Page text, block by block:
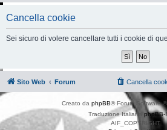
Cancella cookie
Sei sicuro di volere cancellare tutti i cookie di
Sito Web Forum Cancella
Creato da phpBB® Forum Software
Traduzione Italiana phpBB-
AIF_COPYRIGHT